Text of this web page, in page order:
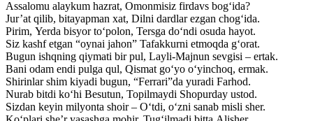
Assalomu alaykum hazrat, Omonmisiz firdavs bog‘ida?
Jur’at qilib, bitayapman xat, Dilni dardlar ezgan chog‘ida.
Pirim, Yerda bisyor to‘polon, Tersga do‘ndi osuda hayot.
Siz kashf etgan “oynai jahon” Tafakkurni etmoqda g‘orat.
Bugun ishqning qiymati bir pul, Layli-Majnun sevgisi – ertak.
Bani odam endi pulga qul, Qismat go‘yo o‘yinchoq, ermak.
Shirinlar shim kiyadi bugun, “Ferrari”da yuradi Farhod.
Nurab bitdi ko‘hi Besutun, Topilmaydi Shopurday ustod.
Sizdan keyin milyonta shoir – O‘tdi, o‘zni sanab misli sher.